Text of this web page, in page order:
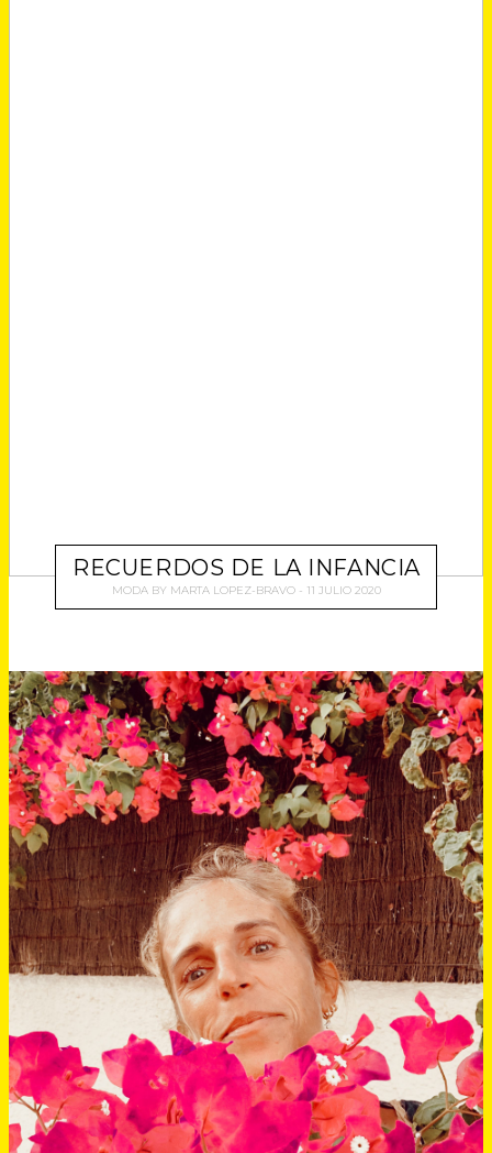
RECUERDOS DE LA INFANCIA
MODABY MARTA LOPEZ-BRAVO 11 JULIO 2020